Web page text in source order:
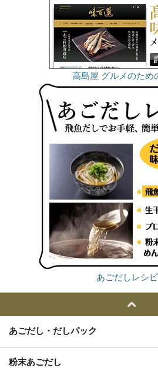
高島屋 グルメのため
あごだしレシ
あごだし・だしパック
粉末あごだし